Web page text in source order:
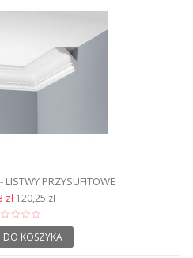
LISTWY PRZYSUFITOWE
zł120,25 zł
DO KOSZYKA